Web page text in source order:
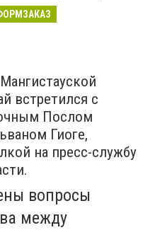
встретился с
Послом
Гиоге,
на пресс-службу
вопросы
между